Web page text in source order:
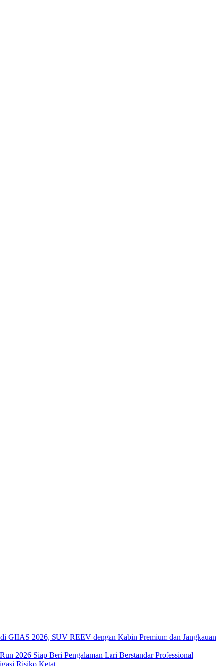
GIIAS 2026, SUV REEV dengan Kabin Premium dan Jangkauan
2026 Siap Beri Pengalaman Lari Berstandar Professional
Risiko Ketat